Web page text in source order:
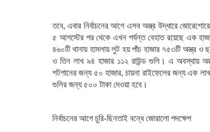
তবে, এবার নির্বাচনের আগে এসব অস্ত্র উদ্ধারে
৫ আগস্টের পর থেকে এখন পর্যন্ত বেহাত রয়েছে এক
৪৬০টি থানায় হামলায় লুট হয় পাঁচ হাজার ৭৫৩টি অস্ত্র
ও তিন লাখ ৯৪ হাজার ১১২ রাউন্ড গুলি। এ অবস্থায়
শটগানের জন্য ৫০ হাজার, চায়না রাইফেলের জন্য এক
গুলির জন্য ৫০০ টাকা দেওয়া হবে।
নির্বাচনের আগে চুরি-ছিনতাই বন্ধে জোরালো পদক্ষেপ